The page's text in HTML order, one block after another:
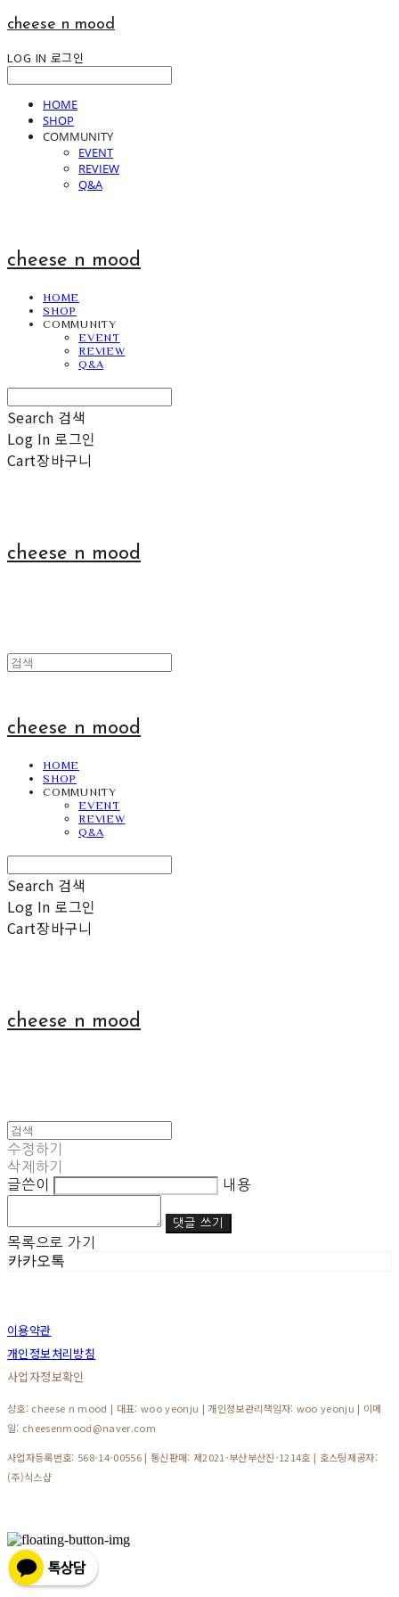
cheese n mood
LOG IN 로그인
HOME
SHOP
COMMUNITY
EVENT
REVIEW
Q&A
cheese n mood
HOME
SHOP
COMMUNITY
EVENT
REVIEW
Q&A
Search 검색
Log In 로그인
Cart장바구니
cheese n mood
cheese n mood
HOME
SHOP
COMMUNITY
EVENT
REVIEW
Q&A
Search 검색
Log In 로그인
Cart장바구니
cheese n mood
수정하기
삭제하기
글쓴이
내용
댓글 쓰기
목록으로 가기
카카오톡
이용약관
개인정보처리방침
사업자정보확인
상호: cheese n mood | 대표: woo yeonju | 개인정보관리책임자: woo yeonju | 이메
일: cheesenmood@naver.com
사업자등록번호: 568-14-00556| 통신판매: 제2021-부산부산진-1214호 | 호스팅제공자:
(주)식스샵